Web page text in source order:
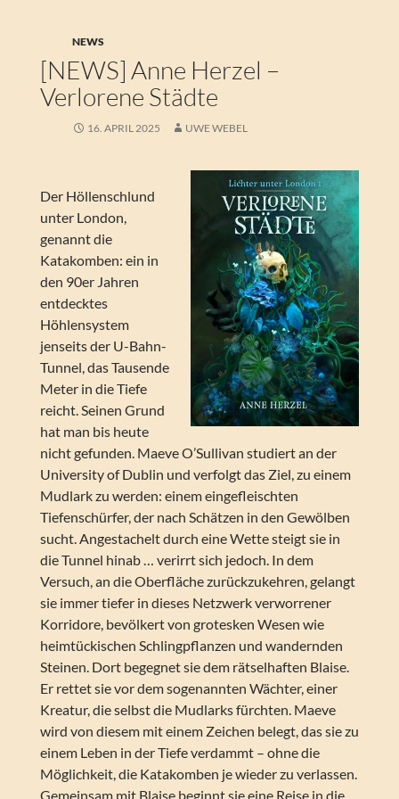
NEWS
[NEWS] Anne Herzel –
Verlorene Städte
16. APRIL 2025 UWE WEBEL
Der Höllenschlund
unter London,
genannt die
Katakomben: ein in
den 90er Jahren
entdecktes
Höhlensystem
jenseits der U-Bahn-
Tunnel, das Tausende
Meter in die Tiefe
reicht. Seinen Grund
hat man bis heute
nicht gefunden. Maeve O’Sullivan studiert an der
University of Dublin und verfolgt das Ziel, zu einem
Mudlark zu werden: einem eingefleischten
Tiefenschürfer, der nach Schätzen in den Gewölben
sucht. Angestachelt durch eine Wette steigt sie in
die Tunnel hinab … verirrt sich jedoch. In dem
Versuch, an die Oberfläche zurückzukehren, gelangt
sie immer tiefer in dieses Netzwerk verworrener
Korridore, bevölkert von grotesken Wesen wie
heimtückischen Schlingpflanzen und wandernden
Steinen. Dort begegnet sie dem rätselhaften Blaise.
Er rettet sie vor dem sogenannten Wächter, einer
Kreatur, die selbst die Mudlarks fürchten. Maeve
wird von diesem mit einem Zeichen belegt, das sie zu
einem Leben in der Tiefe verdammt – ohne die
Möglichkeit, die Katakomben je wieder zu verlassen.
Gemeinsam mit Blaise beginnt sie eine Reise in die